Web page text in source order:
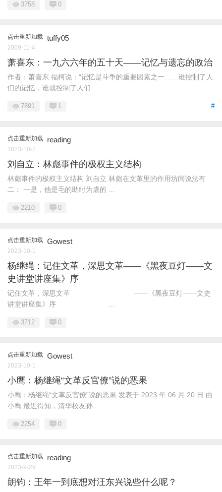
3758 0
点击重新加载 tuffy05
2009-11-4
萧喜东：一九六六年的五十天——记忆与遗忘的政治
作者：萧喜东 福柯说：“记忆是斗争的重要因素之一……谁控制了人
们的记忆，谁就控制了人们 ...
#
7891 1
点击重新加载 reading
2023-10-2
刘自立：林彪事件的极权主义结构
林彪事件的极权主义结构 刘自立 林彪在文革里的作用坊间说法有
二： 一是，他是毛的助纣为虐的 ...
2210 0
点击重新加载 Gowest
2023-10-1
杨继绳：记住文革，深思文革——《黑夜豆灯——文
史讲堂讲座集》序
记住文革，深思文革 ——《黑夜豆灯——文史
讲堂讲座集》序 ...
3712 0
点击重新加载 Gowest
2023-10-1
小鹰：杨继绳“文革反官僚”说的恶果
小鹰：杨继绳“文革反官僚”说的恶果 发表于 2023 年 06 月 20 日 由
小鹰 最近得知，清华校友孙 ...
2254 0
点击重新加载 reading
2023-9-29
朗钧：王年一到底想对汪东兴说些什么呢？